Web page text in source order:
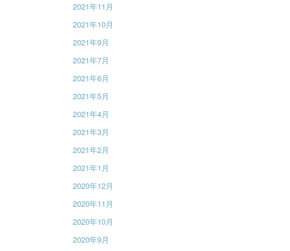
2021年11月
2021年10月
2021年9月
2021年7月
2021年6月
2021年5月
2021年4月
2021年3月
2021年2月
2021年1月
2020年12月
2020年11月
2020年10月
2020年9月